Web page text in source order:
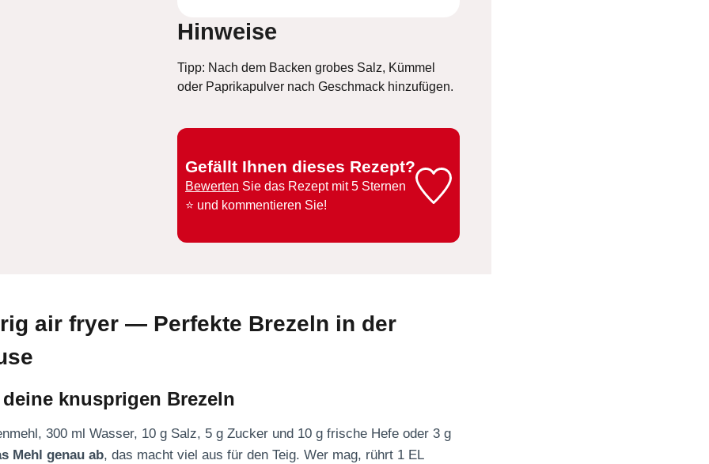
Hinweise
Tipp: Nach dem Backen grobes Salz, Kümmel
oder Paprikapulver nach Geschmack hinzufügen.
Gefällt Ihnen dieses Rezept?
Bewerten Sie das Rezept mit 5 Sternen
⭐️ und kommentieren Sie!
air fryer — Perfekte Brezeln in der
knusprigen Brezeln
300 ml Wasser, 10 g Salz, 5 g Zucker und 10 g frische Hefe oder 3 g
Mehl genau ab, das macht viel aus für den Teig. Wer mag, rührt 1 EL